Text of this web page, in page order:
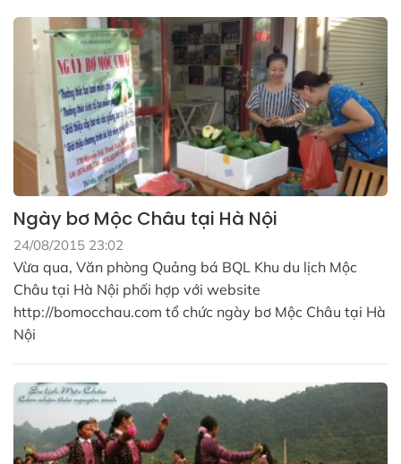
Ngày bơ Mộc Châu tại Hà Nội
24/08/2015 23:02
Vừa qua, Văn phòng Quảng bá BQL Khu du lịch Mộc
Châu tại Hà Nội phối hợp với website
http://bomocchau.com tổ chức ngày bơ Mộc Châu tại Hà
Nội